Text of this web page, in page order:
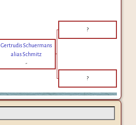
?
Gertrudis Schuermans
alias Schmitz
-
?